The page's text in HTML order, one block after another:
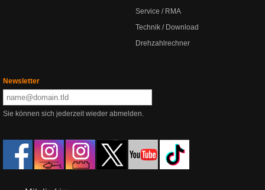
Service / RMA
Technik / Download
Drehzahlrechner
Newsletter
Sie können sich jederzeit wieder abmelden.